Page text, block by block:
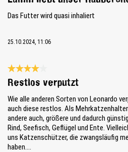
Das Futter wird quasi inhaliert
25.10.2024, 11:06
Bewertung mit 4 von 5 Sternen
Restlos verputzt
Wie alle anderen Sorten von Leonardo
auch diese restlos. Als
andere auch, größere und dadurch
Rind, Seefisch, Geflügel und Ente.
uns Katzenschützer, die zwangsläufig
haben....